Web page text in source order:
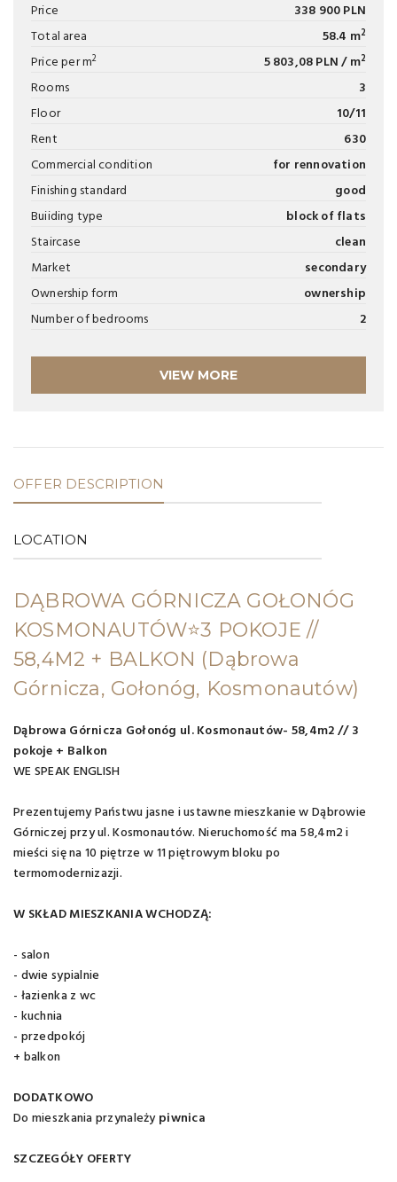
Price
338 900 PLN
Total area
58.4 m2
Price per m2 5 803,08 PLN / m2
Rooms
3
Floor
10/11
Rent
630
Commercial condition
for rennovation
Finishing standard
good
Buiiding type
block of flats
Staircase
clean
Market
secondary
Ownership form
ownership
Number of bedrooms
2
VIEW MORE
OFFER DESCRIPTION
LOCATION
DĄBROWA GÓRNICZA GOŁONÓG
KOSMONAUTÓW⭐3 POKOJE //
58,4M2 + BALKON (Dąbrowa
Górnicza, Gołonóg, Kosmonautów)
Dąbrowa Górnicza Gołonóg ul. Kosmonautów- 58,4m2 // 3
pokoje + Balkon
WE SPEAK ENGLISH
Prezentujemy Państwu jasne i ustawne mieszkanie w Dąbrowie
Górniczej przy ul. Kosmonautów. Nieruchomość ma 58,4m2 i
mieści się na 10 piętrze w 11 piętrowym bloku po
termomodernizazji.
W SKŁAD MIESZKANIA WCHODZĄ:
- salon
- dwie sypialnie
- łazienka z wc
- kuchnia
- przedpokój
+ balkon
DODATKOWO
Do mieszkania przynależypiwnica
SZCZEGÓŁY OFERTY